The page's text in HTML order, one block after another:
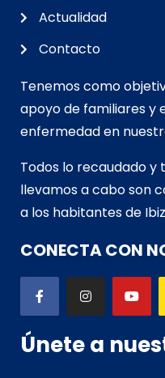
Actualidad
Contacto
Tenemos como
apoyo de familiares y
enfermedad en
Todos lo recaudado y
llevamos a cabo son
a los habitantes de
CONECTA CON
Únete a